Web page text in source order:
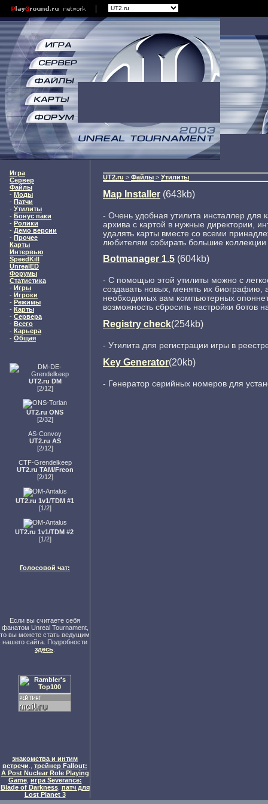
Игра
Сервер
Файлы
- Моды
- Патчи
- Утилиты
- Бонус паки
- Ролики
- Демо версии
- Прочее
Карты
Интервью
SpeedKill
UnrealED
Форумы
Статистика
- Игры
- Игроки
- Режимы
- Карты
- Сервера
- Всего
- Карьера
- Общая
UT2.ru DM
[2/12]
UT2.ru ONS
[2/32]
AS-Convoy
UT2.ru AS
[2/12]
CTF-Grendelkeep
UT2.ru TAM/Freon
[2/12]
UT2.ru 1v1/TDM #1
[1/2]
UT2.ru 1v1/TDM #2
[1/2]
Голосовой чат:
Если вы считаете себя
фанатом Unreal Tournament,
то вы можете стать ведущим
нашего сайта. Подробности
здесь
знакомства и интим
встречи
трейнер Fallout:
A Post Nuclear Role Playing
Game, игра Severance:
Blade of Darkness, патч для
Lost Planet 3
UT2.ru > Файлы > Утилиты
Map Installer (643kb)
- Очень удобная утилита инсталлер для
архива с картой в нужные директории,
удалять карты вместе со всеми
любителям собирать большие коллекции
Botmanager 1.5 (604kb)
- С помощью этой утилиты можно с
создавать новых, менять их биографию,
необходимых вам компьютерных
возможность сбросить настройки ботов
Registry check(254kb)
- Утилита для регистрации игры в
Key Generator(20kb)
- Генератор серийных номеров для